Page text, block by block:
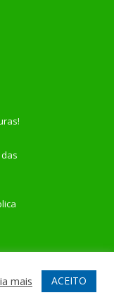
!
mais ACEITO